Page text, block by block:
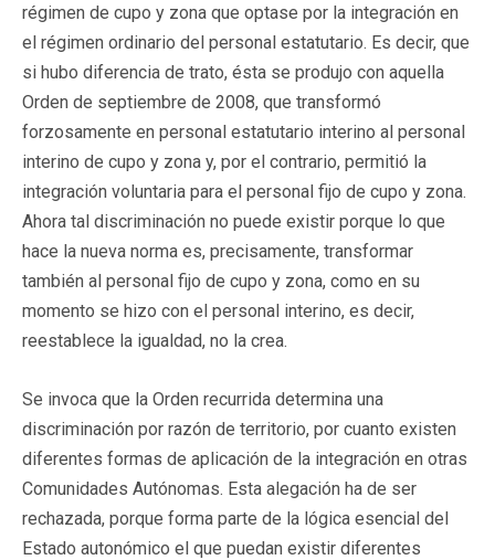
régimen de cupo y zona que optase por la integración en
el régimen ordinario del personal estatutario. Es decir, que
si hubo diferencia de trato, ésta se produjo con aquella
Orden de septiembre de 2008, que transformó
forzosamente en personal estatutario interino al personal
interino de cupo y zona y, por el contrario, permitió la
integración voluntaria para el personal fijo de cupo y zona.
Ahora tal discriminación no puede existir porque lo que
hace la nueva norma es, precisamente, transformar
también al personal fijo de cupo y zona, como en su
momento se hizo con el personal interino, es decir,
reestablece la igualdad, no la crea.
Se invoca que la Orden recurrida determina una
discriminación por razón de territorio, por cuanto existen
diferentes formas de aplicación de la integración en otras
Comunidades Autónomas. Esta alegación ha de ser
rechazada, porque forma parte de la lógica esencial del
Estado autonómico el que puedan existir diferentes